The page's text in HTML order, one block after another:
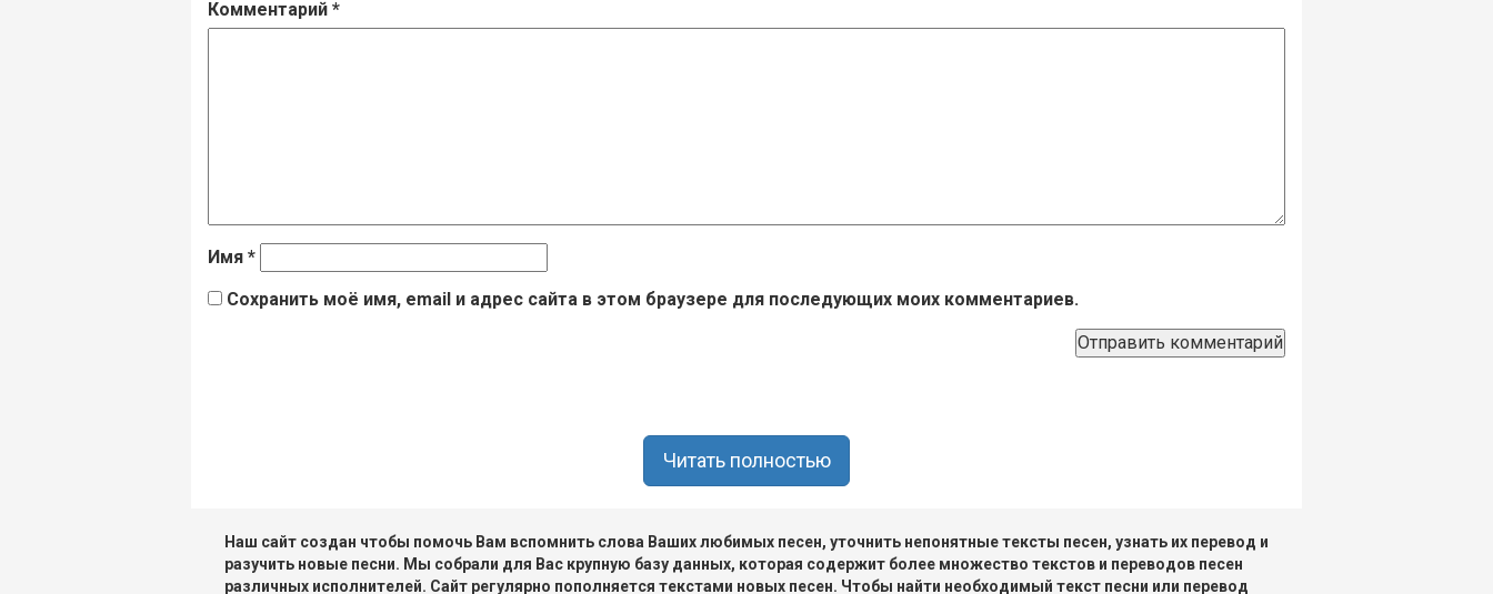
Комментарий *
Имя *
Сохранить моё имя, email и адрес сайта в этом браузере для последующих моих комментариев.
Читать полностью
Наш сайт создан чтобы помочь Вам вспомнить слова Ваших любимых песен, уточнить непонятные тексты песен, узнать их перевод и
разучить новые песни. Мы собрали для Вас крупную базу данных, которая содержит более множество текстов и переводов песен
различных исполнителей. Сайт регулярно пополняется текстами новых песен. Чтобы найти необходимый текст песни или перевод